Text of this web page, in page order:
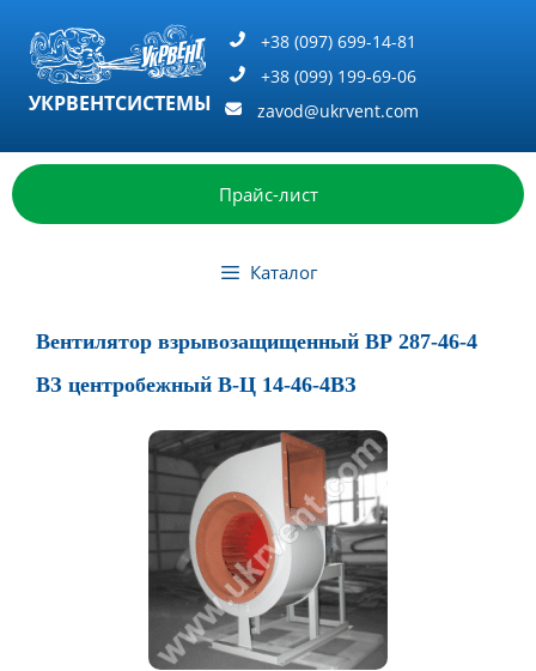
содержимому
УКРВЕНТСИСТЕМЫ
+38 (097) 699-14-81
+38 (099) 199-69-06
zavod@ukrvent.com
Прайс-лист
Каталог
Вентилятор взрывозащищенный ВР 287-46-4
ВЗ центробежный В-Ц 14-46-4ВЗ